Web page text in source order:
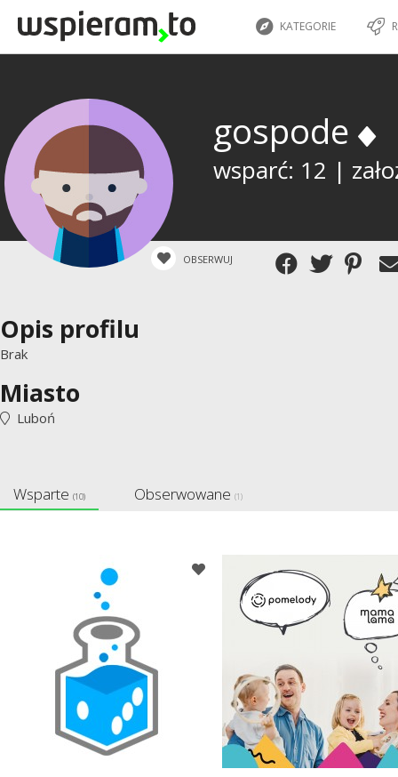
KATEGORIE
gospode
wsparć: 12 |
OBSERWUJ
Opis profilu
Brak
Miasto
Luboń
Wsparte (10) Obserwowane (1)